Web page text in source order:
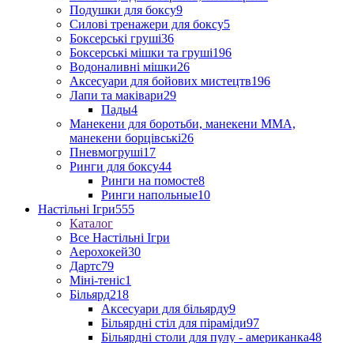
Подушки для боксу9
Силові тренажери для боксу5
Боксерські груші36
Боксерські мішки та груші196
Водоналивні мішки26
Аксесуари для бойових мистецтв196
Лапи та маківари29
Пады4
Манекени для боротьби, манекени ММА,
манекени борцівські26
Пневмогруші17
Ринги для боксу44
Ринги на помосте8
Ринги напольные10
Настільні Ігри555
Каталог
Все Настільні Ігри
Аерохокей30
Дартс79
Міні-теніс1
Більярд218
Аксесуари для більярду9
Більярдні стіл для піраміди97
Більярдні столи для пулу - американка48